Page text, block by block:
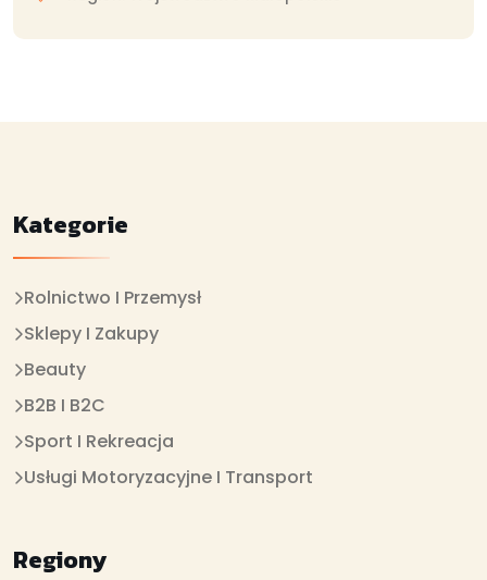
Kategorie
Rolnictwo I Przemysł
Sklepy I Zakupy
Beauty
B2B I B2C
Sport I Rekreacja
Usługi Motoryzacyjne I Transport
Regiony